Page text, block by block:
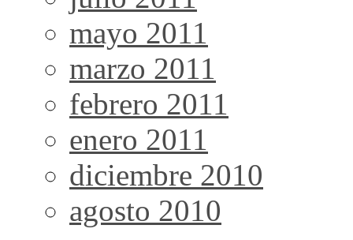
mayo 2011
marzo 2011
febrero 2011
enero 2011
diciembre 2010
agosto 2010